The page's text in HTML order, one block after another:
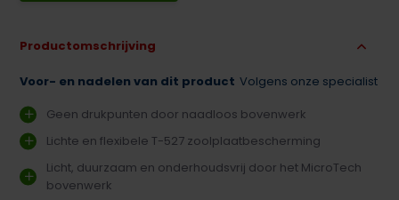
Productomschrijving
Voor- en nadelen van dit product Volgens onze specialist
Geen drukpunten door naadloos bovenwerk
Lichte en flexibele T-527 zoolplaatbescherming
Licht, duurzaam en onderhoudsvrij door het MicroTech
bovenwerk